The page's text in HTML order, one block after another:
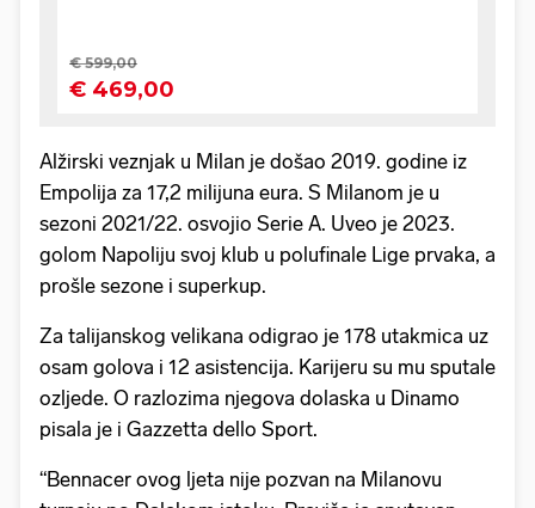
Alžirski veznjak u Milan je došao 2019. godine iz
Empolija za 17,2 milijuna eura. S Milanom je u
sezoni 2021/22. osvojio Serie A. Uveo je 2023.
golom Napoliju svoj klub u polufinale Lige prvaka, a
prošle sezone i superkup.
Za talijanskog velikana odigrao je 178 utakmica uz
osam golova i 12 asistencija. Karijeru su mu sputale
ozljede. O razlozima njegova dolaska u Dinamo
pisala je i Gazzetta dello Sport.
“Bennacer ovog ljeta nije pozvan na Milanovu